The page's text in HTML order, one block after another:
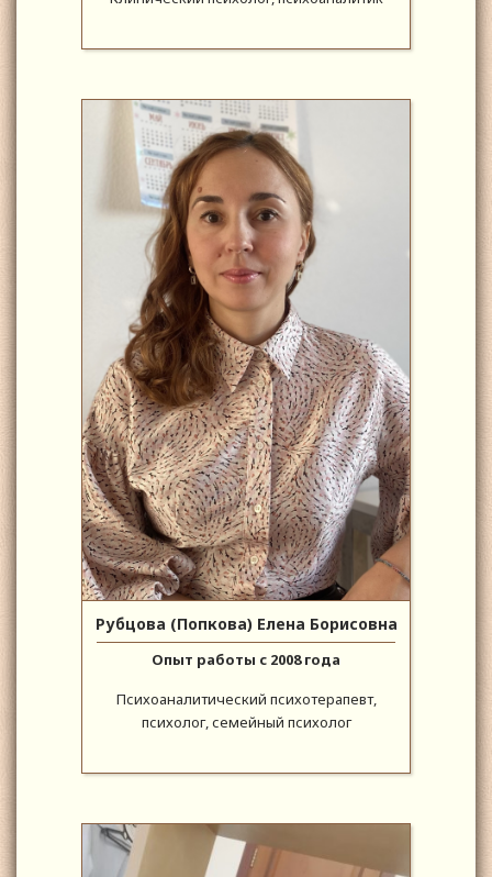
Рубцова (Попкова) Елена Борисовна
Опыт работы с 2008 года
Психоаналитический психотерапевт,
психолог, семейный психолог